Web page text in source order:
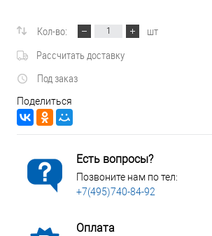
Кол-во:
шт
Рассчитать доставку
Под заказ
Поделиться
Есть вопросы?
Позвоните нам по тел:
+7(495)740-84-92
Оплата